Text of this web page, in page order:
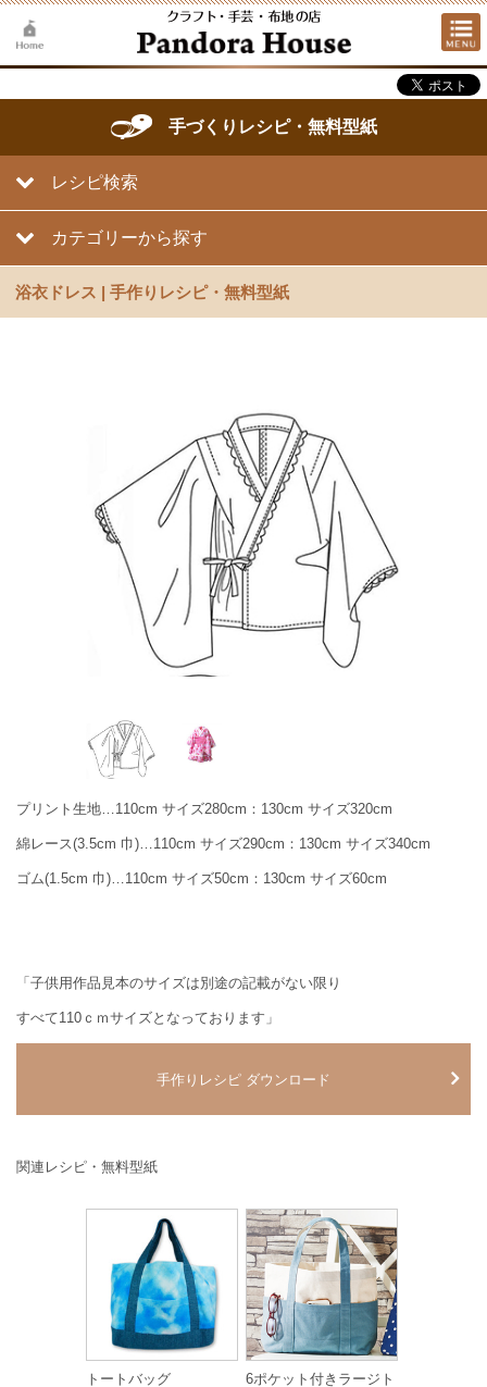
手づくりレシピ・無料型紙
レシピ検索
カテゴリーから探す
浴衣ドレス | 手作りレシピ・無料型紙
プリント生地…110cm サイズ280cm：130cm サイズ320cm
綿レース(3.5cm 巾)…110cm サイズ290cm：130cm サイズ340cm
ゴム(1.5cm 巾)…110cm サイズ50cm：130cm サイズ60cm
「子供用作品見本のサイズは別途の記載がない限り
すべて110ｃｍサイズとなっております」
手作りレシピ ダウンロード
関連レシピ・無料型紙
トートバッグ
6ポケット付きラージト